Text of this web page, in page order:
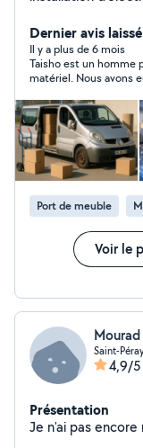
Dernier avis
Il y a plus de 6 mois
Taisho est un homme
matériel. Nous avons eu un tres bon contact car il est très
Port de meuble
Voir le
Mourad
Saint-
4,9/5
Présentation